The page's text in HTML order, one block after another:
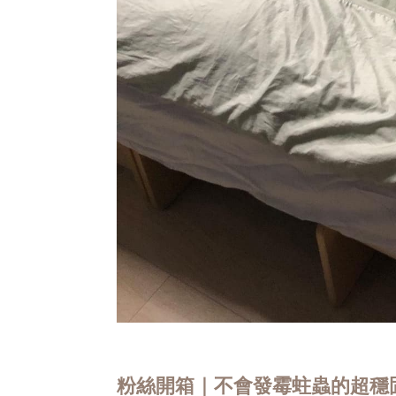
粉絲開箱｜不會發霉蛀蟲的超穩